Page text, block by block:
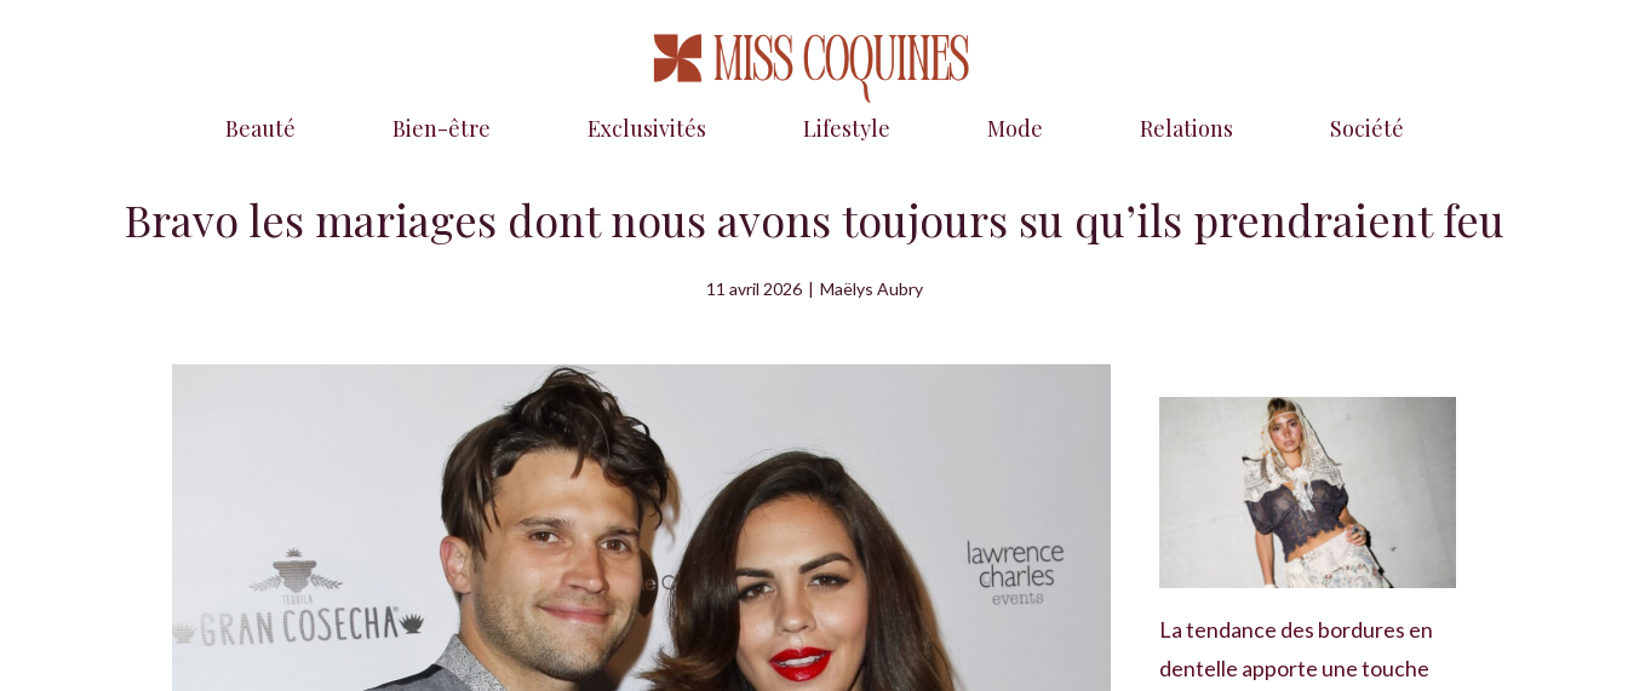
Beauté Bien-être Exclusivités Lifestyle Mode Relations Société
Bravo les mariages dont nous avons toujours su qu’ils prendraient feu
11 avril 2026 | Maëlys Aubry
La tendance des bordures en
dentelle apporte une touche